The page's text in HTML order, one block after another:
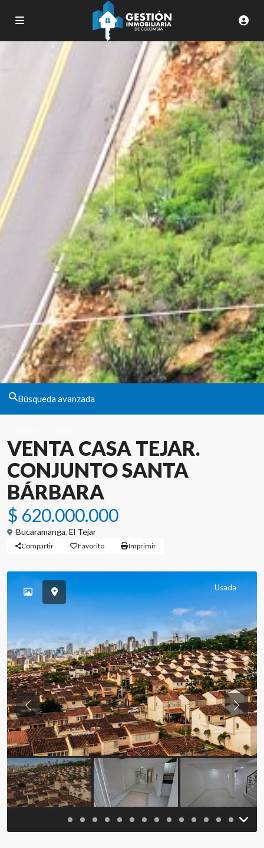
Búsqueda avanzada
VENTA CASA TEJAR.
CONJUNTO SANTA
BÁRBARA
$ 620.000.000
Bucaramanga, El Tejar
Compartir Favorito Imprimir
Usada
Previous